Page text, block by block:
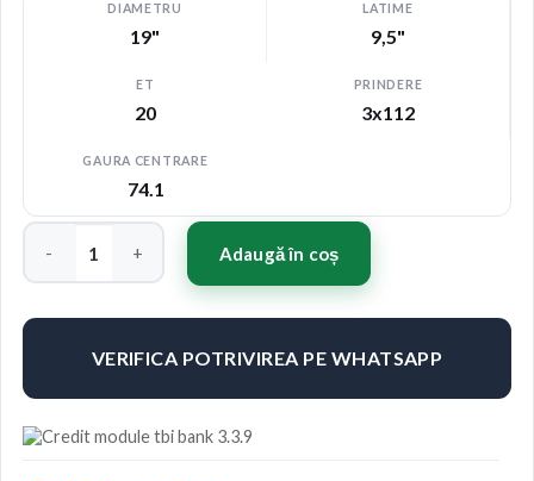
DIAMETRU
19"
LATIME
9,5"
ET
20
PRINDERE
3x112
GAURA CENTRARE
74.1
Cantitate Japan Racing JR10 19x9,5 ET20-35 Blank Gold w/
Adaugă în coș
VERIFICA POTRIVIREA PE WHATSAPP